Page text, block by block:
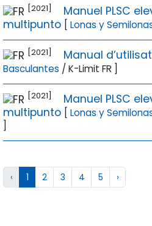
[2021]
Manuel PLSC
multipunto
Lonas y
[2021] Manual
Basculantes / K-Limit FR ]
[2021]
Manuel PLSC
multipunto [ Lonas y
]
‹ 1 2 3 4 5 ›